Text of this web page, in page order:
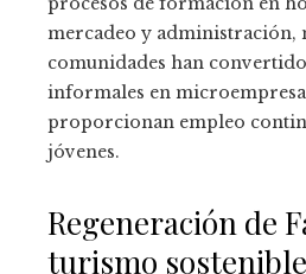
mercadeo y administración,
comunidades han
informales en
proporcionan empleo
jóvenes.
Regeneración de
turismo